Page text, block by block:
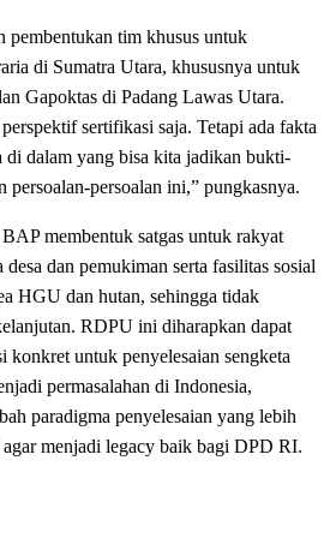
pembentukan tim khusus untuk
di Sumatra Utara, khususnya untuk
Gapoktas di Padang Lawas Utara.
sertifikasi saja. Tetapi ada fakta
di dalam yang bisa kita jadikan bukti-
persoalan-persoalan ini,” pungkasnya.
membentuk satgas untuk rakyat
desa dan pemukiman serta fasilitas sosial
HGU dan hutan, sehingga tidak
RDPU ini diharapkan dapat
konkret untuk penyelesaian sengketa
permasalahan di Indonesia,
paradigma penyelesaian yang lebih
menjadi legacy baik bagi DPD RI.